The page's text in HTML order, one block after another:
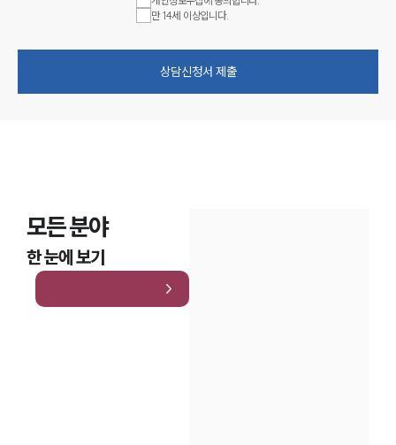
만 14세 이상입니다.
상담신청서 제출
모든 분야
한 눈에 보기